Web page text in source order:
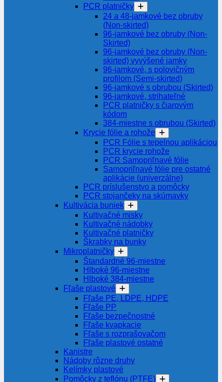
PCR platničky
24 a 48-jamkové bez obruby
(Non-skirted)
96-jamkové bez obruby (Non-
Skirted)
96-jamkové bez obruby (Non-
skirted) vyvýšené jamky
96-jamkové, s polovičným
profilom (Semi-skirted)
96-jamkové s obrubou (Skirted)
96-jamkové, strihateľné
PCR platničky s čiarovým
kódom
384-miestne s obrubou (Skirted)
Krycie fólie a rohože
PCR Fólie s tepelnou aplikáciou
PCR krycie rohože
PCR Samopriľnavé fólie
Samopriľnavé fólie pre ostatné
aplikácie (univerzálne)
PCR príslušenstvo a pomôcky
PCR stojančeky na skúmavky
Kultivácia buniek
Kultivačné misky
Kultivačné nádobky
Kultivačné platničky
Škrabky na bunky
Mikroplatničky
Štandardné 96-miestne
Hlboké 96-miestne
Hlboké 384-miestne
Fľaše plastové
Fľaše PE, LDPE, HDPE
Fľaše PP
Fľaše bezpečnostné
Fľaše kvapkacie
Fľaše s rozprašovačom
Fľaše plastové ostatné
Kanistre
Nádoby rôzne druhy
Kelímky plastové
Pomôcky z teflónu (PTFE)